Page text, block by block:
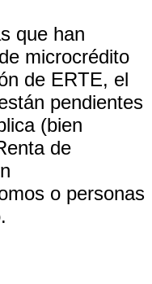
que han
microcrédito
de ERTE, el
pendientes
(bien
de
o personas